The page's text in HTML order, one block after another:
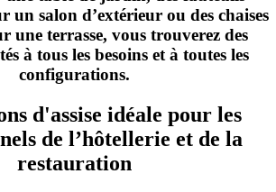
un salon d’extérieur ou des chaises
une terrasse, vous trouverez des
à tous les besoins et à toutes les
configurations.
d'assise idéale pour les
de l’hôtellerie et de la
restauration